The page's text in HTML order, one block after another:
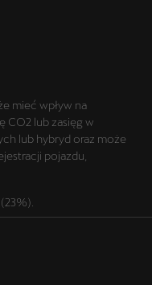
mieć wpływ na
CO2 lub zasięg w
lub hybryd oraz może
pojazdu,
szczególności zdjęcia,
parametry techniczne
cywilnego oraz nie